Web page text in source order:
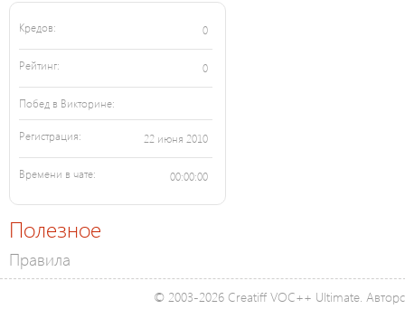
Кредов: 0
Рейтинг: 0
Побед в Викторине:
Регистрация: 22 июня 2010
Времени в чате: 00:00:00
Полезное
Правила
© 2003-2026 Creatiff VOC++ Ultimate.